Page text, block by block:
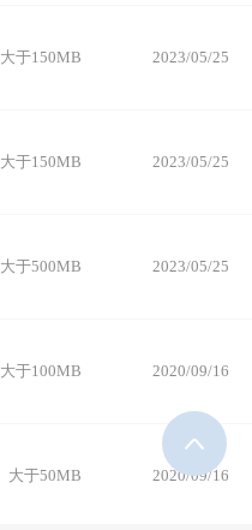
大于150MB 2023/05/25
大于150MB 2023/05/25
大于500MB 2023/05/25
大于100MB 2020/09/16
大于50MB 2020/09/16